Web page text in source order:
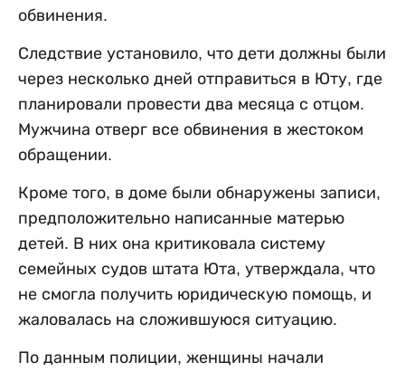
обвинения.
Следствие установило, что дети должны были
через несколько дней отправиться в Юту, где
планировали провести два месяца с отцом.
Мужчина отверг все обвинения в жестоком
обращении.
Кроме того, в доме были обнаружены записи,
предположительно написанные матерью
детей. В них она критиковала систему
семейных судов штата Юта, утверждала, что
не смогла получить юридическую помощь, и
жаловалась на сложившуюся ситуацию.
По данным полиции, женщины начали